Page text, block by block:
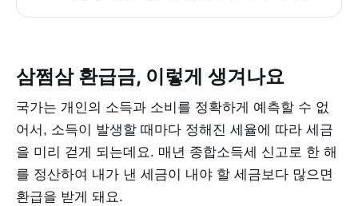
삼쩜삼 환급금, 이렇게 생겨나요
국가는 개인의 소득과 소비를 정확하게 예측할 수 없
어서, 소득이 발생할 때마다 정해진 세율에 따라 세금
을 미리 걷게 되는데요. 매년 종합소득세 신고로 한 해
를 정산하여 내가 낸 세금이 내야 할 세금보다 많으면
환급을 받게 돼요.